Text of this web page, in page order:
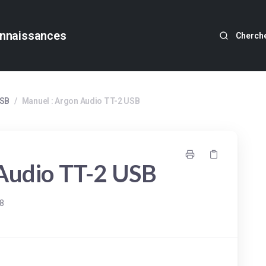
/ Manuel : Argon Audio TT-2 USB
TT-2 USB